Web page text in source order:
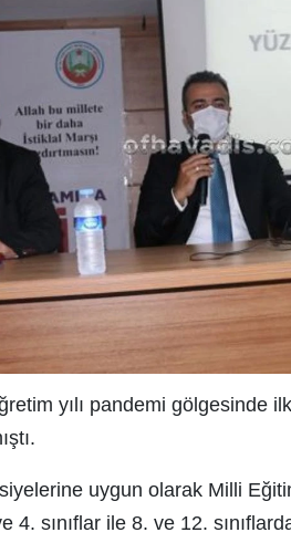
yılı pandemi gölgesinde ilk
uygun olarak Milli
4. sınıflar ile 8. ve 12.